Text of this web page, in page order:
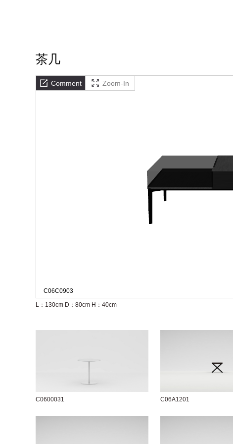
茶几
Comment Zoom-In
C06C0903
L：130cm D：80cm H：40cm
C0600031 C06A1201